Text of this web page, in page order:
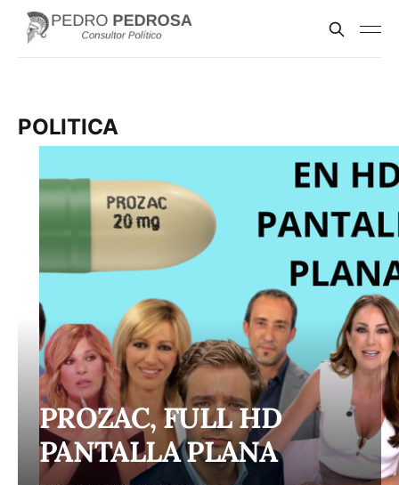
POLITICA
PROZAC, FULL HD
PANTALLA PLANA